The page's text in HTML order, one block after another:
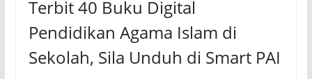
Terbit 40 Buku Digital
Pendidikan Agama Islam di
Sekolah, Sila Unduh di Smart PAI